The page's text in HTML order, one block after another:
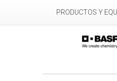
PRODUCTOS Y